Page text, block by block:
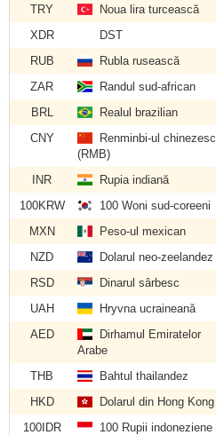
TRY
Noua lira turcească
XDR
DST
RUB
Rubla rusească
ZAR
Randul sud-african
BRL
Realul brazilian
CNY
Renminbi-ul chinezesc
(RMB)
INR Rupia indiană
100KRW
100 Woni sud-coreeni
MXN
Peso-ul mexican
NZD
Dolarul neo-zeelandez
RSD
Dinarul sârbesc
UAH
Hryvna ucraineană
AED
Dirhamul Emiratelor
Arabe
THB Bahtul thailandez
HKD
Dolarul din Hong Kong
100IDR
100 Rupii indoneziene